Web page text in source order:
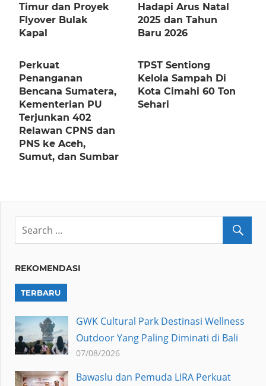
Timur dan Proyek
Flyover Bulak
Kapal
Hadapi Arus Natal
2025 dan Tahun
Baru 2026
Perkuat
Penanganan
Bencana Sumatera,
Kementerian PU
Terjunkan 402
Relawan CPNS dan
PNS ke Aceh,
Sumut, dan Sumbar
TPST Sentiong
Kelola Sampah Di
Kota Cimahi 60 Ton
Sehari
REKOMENDASI
TERBARU
GWK Cultural Park Destinasi Wellness
Outdoor Yang Paling Diminati di Bali
07/08/2026
Bawaslu dan Pemuda LIRA Perkuat